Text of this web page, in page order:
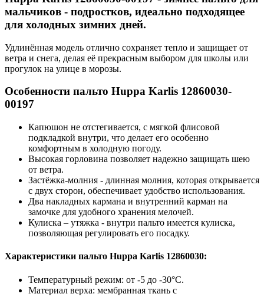
мальчиков - подростков, идеально подходящее
для холодных зимних дней.
Удлинённая модель отлично сохраняет тепло и защищает от
ветра и снега, делая её прекрасным выбором для школы или
прогулок на улице в морозы.
Особенности пальто Huppa Karlis 12860030-
00197
Капюшон не отстегивается, с мягкой флисовой
подкладкой внутри, что делает его особенно
комфортным в холодную погоду.
Высокая горловина позволяет надежно защищать шею
от ветра.
Застёжка-молния - длинная молния, которая открывается
с двух сторон, обеспечивает удобство использования.
Два накладных кармана и внутренний карман на
замочке для удобного хранения мелочей.
Кулиска – утяжка - внутри пальто имеется кулиска,
позволяющая регулировать его посадку.
Характеристики пальто Huppa Karlis 12860030:
Температурный режим: от -5 до -30°C.
Материал верха: мембранная ткань с